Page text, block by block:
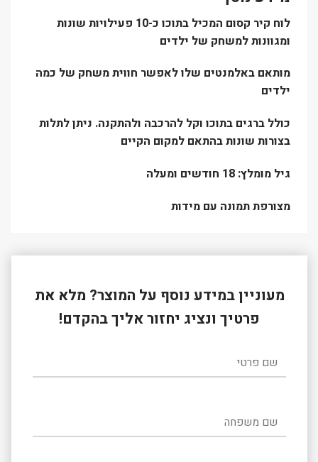
לוח קיר קסום המכיל בתוכו כ-10 פעילויות שונות
ומגוונות למשחק של ילדים
מותאם באלמנטים שלו לאפשר חווית משחק של כמה
ילדים
כולל ברגים בתוכו וקל להרכבה ולהתקנה. ניתן לתלות
בצורות שונות בהתאם למקום הקיים
גיל מומלץ: 18 חודשים ומעלה
מצורפת תמונה עם מידות
מעוניין במידע נוסף על המוצר? מלא את
פרטיך ונציג יחזור אליך בהקדם!
שם פרטי
שם משפחה